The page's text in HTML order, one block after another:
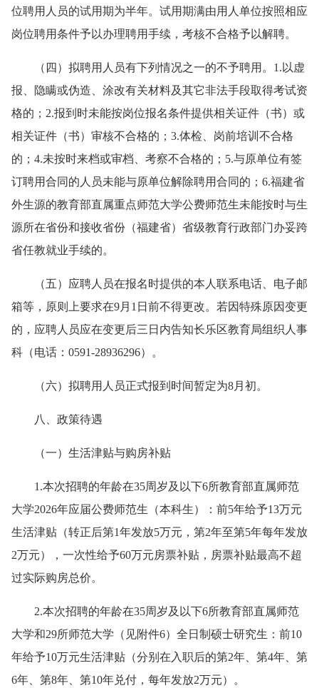
位聘用人员的试用期为半年。试用期满由用人单位按照相应
岗位聘用条件予以办理聘用手续，考核不合格予以解聘。
（四） 拟聘用人员有下列情况之一的不予聘用。 1. 以虚
报、隐瞒或伪造、涂改有关材料及其它非法手段取得考试资
格的； 2.报到时未能按岗位报名条件提供相关证件（书）或
相关证件（书）审核不合格的； 3.体检、岗前培训不合格
的； 4.未按时来档或审档、考察不合格的； 5.与原单位有签
订聘用合同的人员未能与原单位解除聘用合同的； 6.福建省
外生源的教育部直属重点师范大学公费师范生未能按时与生
源所在省份和接收省份（福建省）省级教育行政部门办妥跨
省任教就业手续的。
（五） 应聘人员在报名时提供的本人联系电话、电子邮
箱等，原则上要求在9月1日前不得更改。若因特殊原因变更
的，应聘人员应在变更后三日内告知长乐区教育局组织人事
科（电话：0591-28936296）。
（六） 拟聘用人员正式报到时间暂定为8月初。
八、政策待遇
（一）生活津贴与购房补贴
1.本次招聘的年龄在35周岁及以下6所教育部直属师范
大学2026年应届公费师范生（本科生）：前5年给予13万元
生活津贴（转正后第1年发放5万元，第2年至第5年每年发放
2万元），一次性给予60万元房票补贴，房票补贴最高不超
过实际购房总价。
2.本次招聘的年龄在35周岁及以下6所教育部直属师范
大学和29所师范大学（见附件6）全日制硕士研究生：前10
年给予10万元生活津贴（分别在入职后的第2年、第4年、第
6年、第8年、第10年兑付，每年发放2万元）。